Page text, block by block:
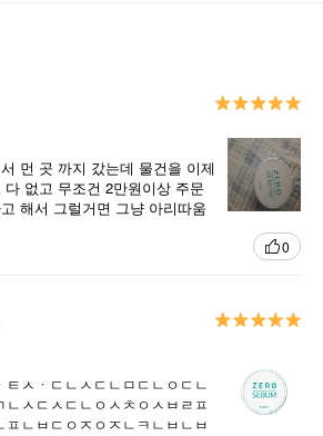
먼 곳 까지 갔는데 물건을 이제
없고 무조건 2만원이상 주문
해서 그럴거면 그냥 아리따움
0
ㅅㆍㄷㄴㅅㄷㄴㅁㄷㄴㅇㄷㄴ
ㅅㄷㅅㄷㄴㅇㅅㅊㅇㅅㅂㄹㅍ
ㄴㅂㄷㅇㅈㅇㅈㄴㅋㄴㅂㄴㅂ